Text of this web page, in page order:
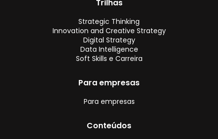
Trilhas
Strategic Thinking
Innovation and Creative Strategy
Digital Strategy
Data Intelligence
Soft Skills e Carreira
Para empresas
Para empresas
Conteúdos